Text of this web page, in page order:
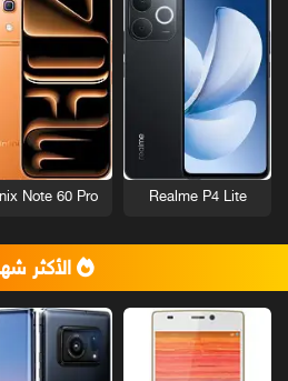
Realme P4 Lite
Note 60 Pro
الأكثر